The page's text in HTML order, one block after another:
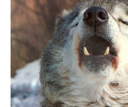
wypuszczany z
kojca.Inspektorzy
prężnie działają, aby
zwierzętom. Naturalnie nie
los Kacperka, żyjącego na
terenie powiatu kartuskiego.